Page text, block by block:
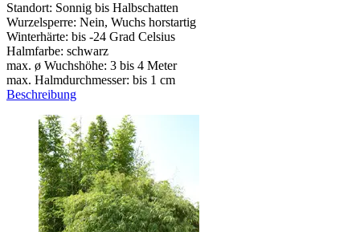
Standort: Sonnig bis Halbschatten
Wurzelsperre: Nein, Wuchs horstartig
Winterhärte: bis -24 Grad Celsius
Halmfarbe: schwarz
max. ø Wuchshöhe: 3 bis 4 Meter
max. Halmdurchmesser: bis 1 cm
Beschreibung